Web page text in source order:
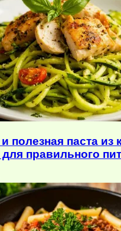
полезная паста из
правильного